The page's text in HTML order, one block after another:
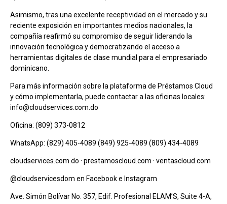
Asimismo, tras una excelente receptividad en el mercado y su
reciente exposición en importantes medios nacionales, la
compañía reafirmó su compromiso de seguir liderando la
innovación tecnológica y democratizando el acceso a
herramientas digitales de clase mundial para el empresariado
dominicano.
Para más información sobre la plataforma de Préstamos Cloud
y cómo implementarla, puede contactar a las oficinas locales:
info@cloudservices.com.do
Oficina: (809) 373-0812
WhatsApp: (829) 405-4089 (849) 925-4089 (809) 434-4089
cloudservices.com.do · prestamoscloud.com · ventascloud.com
@cloudservicesdom en Facebook e Instagram
Ave. Simón Bolívar No. 357, Edif. Profesional ELAM’S, Suite 4-A,